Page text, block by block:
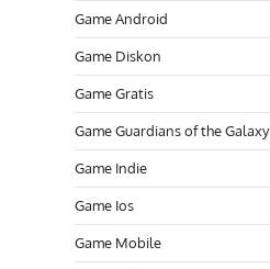
Game Android
Game Diskon
Game Gratis
Game Guardians of the Galaxy
Game Indie
Game Ios
Game Mobile